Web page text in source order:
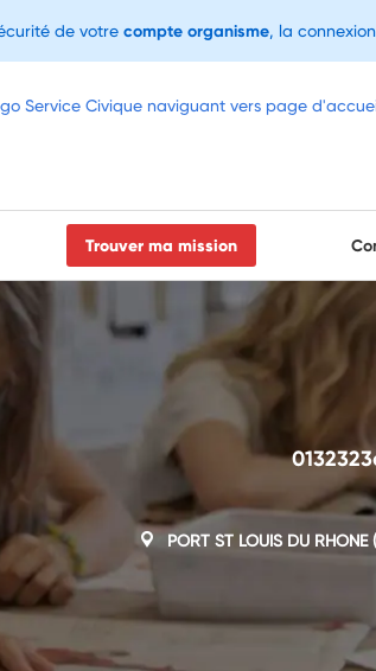
Trouver ma mission
PORT ST LOUIS DU RHONE
de votre compte organisme, la